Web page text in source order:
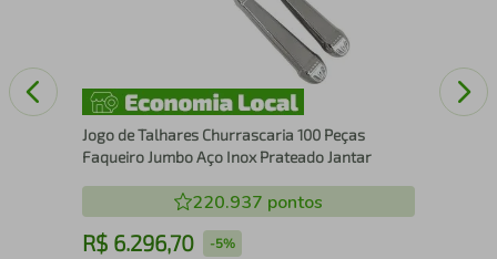
Jogo de Talhares Churrascaria 100 Peças
Faqueiro Jumbo Aço Inox Prateado Jantar
220.937 pontos
R$ 6.296,70 -5%